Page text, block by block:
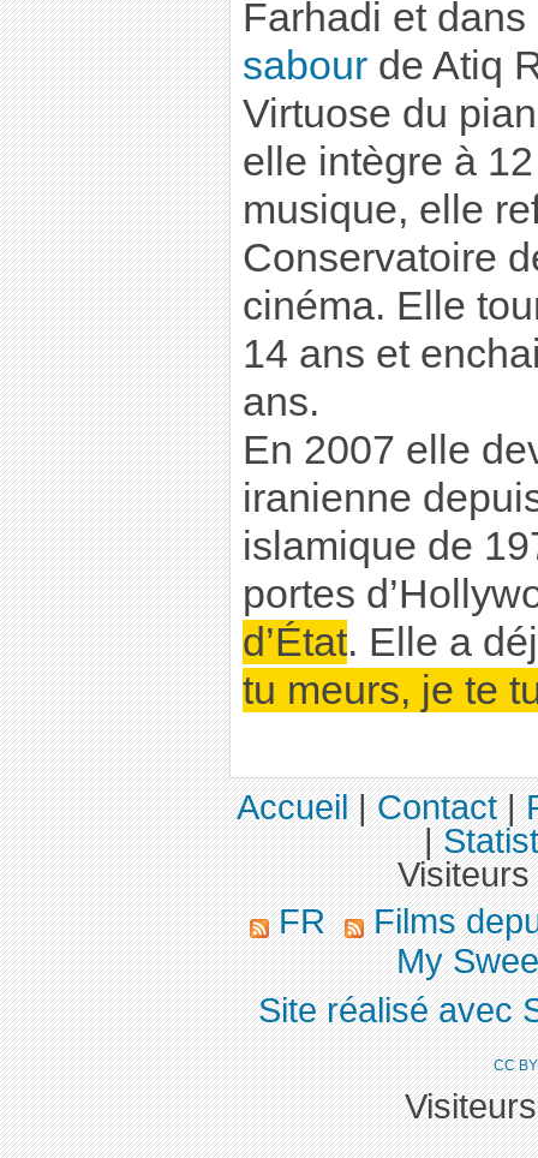
Farhadi et
sabourde Atiq
Virtuose du
elle intègre à
musique, elle
Conservatoire
cinéma. Elle
14 ans et
ans.
En 2007 elle
iranienne
islamique de
portes
d’État. Elle a
tu meurs, je te
Accueil|Contact|
|
FR
Films
My
Site réalisé avec
CC